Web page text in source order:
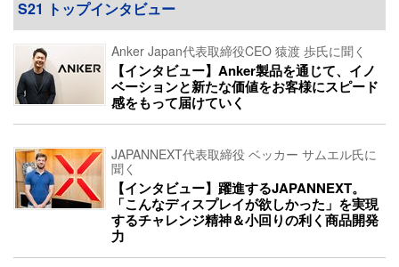
S21 トップインタビュー
Anker Japan代表取締役CEO 猿渡 歩氏に聞く
【インタビュー】Anker製品を通じて、イノ
ベーションと新たな価値をお客様にスピード
感をもって届けていく
JAPANNEXT代表取締役 ベッカー サムエル氏に
聞く
【インタビュー】躍進するJAPANNEXT。
「こんなディスプレイが欲しかった」を実現
するチャレンジ精神＆小回りの利く商品開発
力